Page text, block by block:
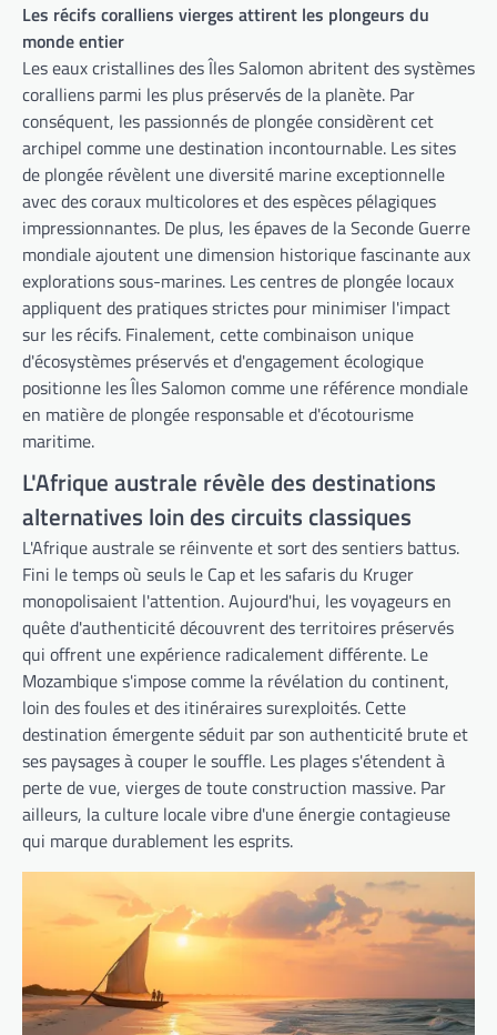
Les récifs coralliens vierges attirent les plongeurs du
monde entier
Les eaux cristallines des Îles Salomon abritent des systèmes
coralliens parmi les plus préservés de la planète. Par
conséquent, les passionnés de plongée considèrent cet
archipel comme une destination incontournable. Les sites
de plongée révèlent une diversité marine exceptionnelle
avec des coraux multicolores et des espèces pélagiques
impressionnantes. De plus, les épaves de la Seconde Guerre
mondiale ajoutent une dimension historique fascinante aux
explorations sous-marines. Les centres de plongée locaux
appliquent des pratiques strictes pour minimiser l'impact
sur les récifs. Finalement, cette combinaison unique
d'écosystèmes préservés et d'engagement écologique
positionne les Îles Salomon comme une référence mondiale
en matière de plongée responsable et d'écotourisme
maritime.
L'Afrique australe révèle des destinations
alternatives loin des circuits classiques
L'Afrique australe se réinvente et sort des sentiers battus.
Fini le temps où seuls le Cap et les safaris du Kruger
monopolisaient l'attention. Aujourd'hui, les voyageurs en
quête d'authenticité découvrent des territoires préservés
qui offrent une expérience radicalement différente. Le
Mozambique s'impose comme la révélation du continent,
loin des foules et des itinéraires surexploités. Cette
destination émergente séduit par son authenticité brute et
ses paysages à couper le souffle. Les plages s'étendent à
perte de vue, vierges de toute construction massive. Par
ailleurs, la culture locale vibre d'une énergie contagieuse
qui marque durablement les esprits.